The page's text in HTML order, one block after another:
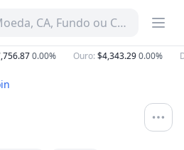
CA, Fundo ou Categoria
0.00% Ouro:$4,343.290.00%